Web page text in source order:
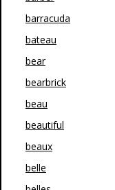
barracuda
bateau
bear
bearbrick
beau
beautiful
beaux
belle